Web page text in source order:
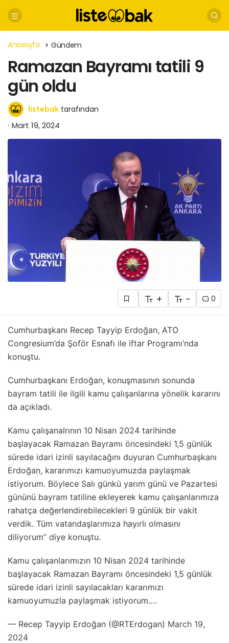
Anasayfa Gündem
Ramazan Bayramı tatili 9
gün oldu
listebak tarafından
Mart 19, 2024
+ - 0
Cumhurbaşkanı Recep Tayyip Erdoğan, ATO
Congresium’da Şoför Esnafı ile iftar Programı’nda
konuştu.
Cumhurbaşkanı Erdoğan, konuşmasının sonunda
bayram tatili ile ilgili kamu çalışanlarına yönelik kararını
da açıkladı.
Kamu çalışanalrının 10 Nisan 2024 tarihinde
başlayacak Ramazan Bayramı öncesindeki 1,5 günlük
sürede idari izinli sayılacağını duyuran Cumhurbaşkanı
Erdoğan, kararımızı kamuoyumuzda paylaşmak
istiyorum. Böylece Salı günkü yarım günü ve Pazartesi
gününü bayram tatiline ekleyerek kamu çalışanlarımıza
rahatça değerlendirebilecekleri 9 günlük bir vakit
verdik. Tüm vatandaşlarımıza hayırlı olmasını
diliyorum” diye konuştu.
Kamu çalışanlarımızın 10 Nisan 2024 tarihinde
başlayacak Ramazan Bayramı öncesindeki 1,5 günlük
sürede idari izinli sayılacakları kararımızı
kamuoyumuzla paylaşmak istiyorum.…
— Recep Tayyip Erdoğan (@RTErdogan) March 19,
2024